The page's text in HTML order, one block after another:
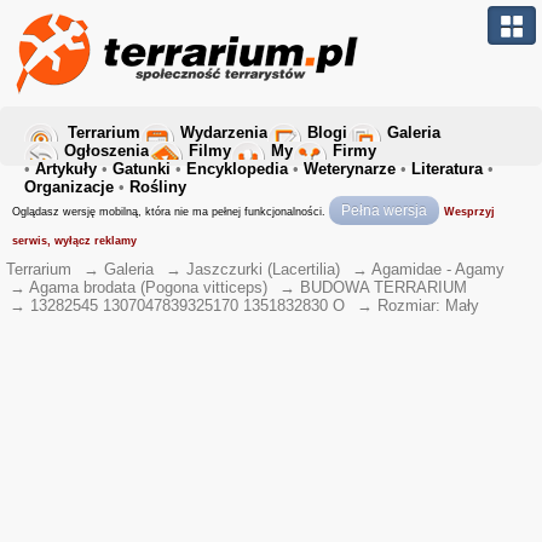
Terrarium Wydarzenia Blogi
Galeria
Ogłoszenia
Filmy My
Firmy
• Artykuły • Gatunki • Encyklopedia• Weterynarze • Literatura•
Organizacje • Rośliny
Oglądasz wersję mobilną, która nie ma pełnej funkcjonalności. Pełna wersja Wesprzyj
serwis, wyłącz reklamy
Terrarium → Galeria → Jaszczurki (Lacertilia) → Agamidae - Agamy
→ Agama brodata (Pogona vitticeps) → BUDOWA TERRARIUM
→ 13282545 1307047839325170 1351832830 O → Rozmiar: Mały